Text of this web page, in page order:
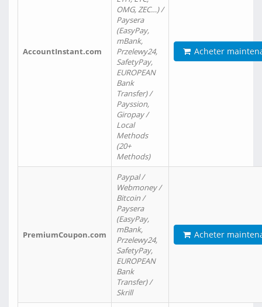
AccountInstant.com
OMG, ZEC…) /
Paysera
(EasyPay,
mBank,
Przelewy24,
SafetyPay,
EUROPEAN
Bank
Transfer) /
Payssion,
Giropay /
Local
Methods
(20+
Methods)
Acheter
PremiumCoupon.com
Paypal /
Webmoney /
Bitcoin /
Paysera
(EasyPay,
mBank,
Przelewy24,
SafetyPay,
EUROPEAN
Bank
Transfer) /
Skrill
Acheter